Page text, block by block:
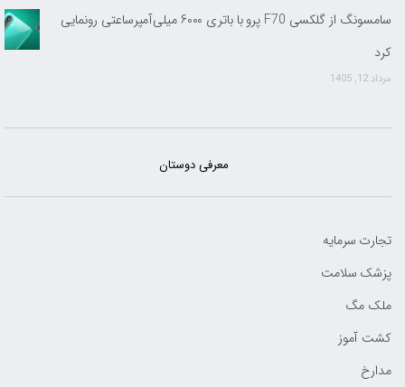
سامسونگ از گلکسی F70 پرو با باتری ۶۰۰۰ میلی‌آمپرساعتی رونمایی
کرد
مرداد 12, 1405
معرفی دوستان
تجارت سرمایه
پزشک سلامت
ملک مگ
کشت آموز
مدارخ